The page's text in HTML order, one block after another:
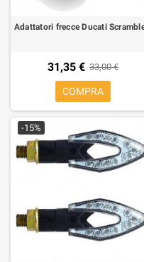
31,35 € 33,00 €
COMPRA
-15%